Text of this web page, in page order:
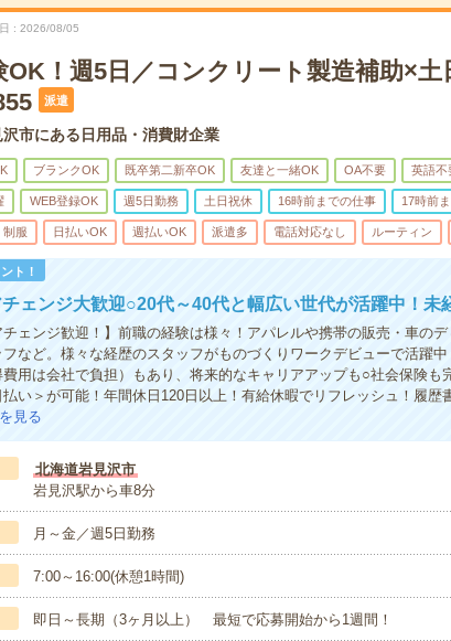
2026/08/05
OK！週5日／コンクリート製造補助×土
派遣
沢市にある日用品・消費財企業
ブランクOK 既卒第二新卒OK 友達と一緒OK OA不要 英語不
WEB登録OK 週5日勤務 土日祝休 16時前までの仕事 17時前
制服 日払いOK 週払いOK 派遣多 電話対応なし ルーティン
ト！
ェンジ大歓迎○20代～40代と幅広い世代が活躍中！未
チェンジ歓迎！】前職の経験は様々！アパレルや携帯の販売・車の
フなど。様々な経歴のスタッフがものづくりワークデビューで活躍
用は会社で負担）もあり、将来的なキャリアアップも○社会保険も
い＞が可能！年間休日120日以上！有給休暇でリフレッシュ！履歴
見る
北海道岩見沢市
岩見沢駅から車8分
月～金／週5日勤務
7:00～16:00(休憩1時間)
即日～長期（3ヶ月以上） 最短で応募開始から1週間！